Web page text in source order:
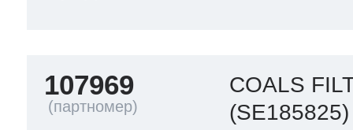
107969
COALS
(SE185825)